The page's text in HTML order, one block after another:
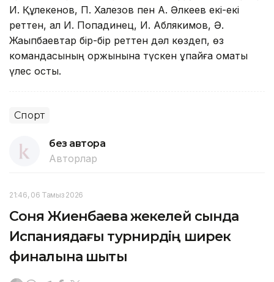
И. Құлекенов, П. Халезов пен А. Әлкеев екі-екі
реттен, ал И. Попадинец, И. Аблякимов, Ә.
Жақыпбаевтар бір-бір реттен дәл көздеп, өз
командасының қоржынына түскен ұпайға қомақты
үлес қосты.
Спорт
без автора
Авторлар
21:46, 06 Тамыз 2026
Соня Жиенбаева жекелей сында
Испаниядағы турнирдің ширек
финалына шықты